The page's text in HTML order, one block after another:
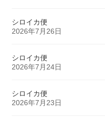
シロイカ便
2026年7月26日
シロイカ便
2026年7月24日
シロイカ便
2026年7月23日